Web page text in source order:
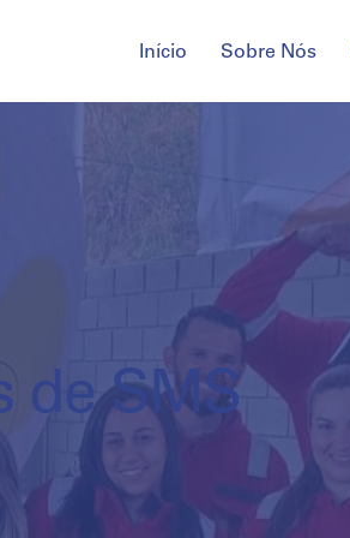
Início Sobre Nós
de SMS